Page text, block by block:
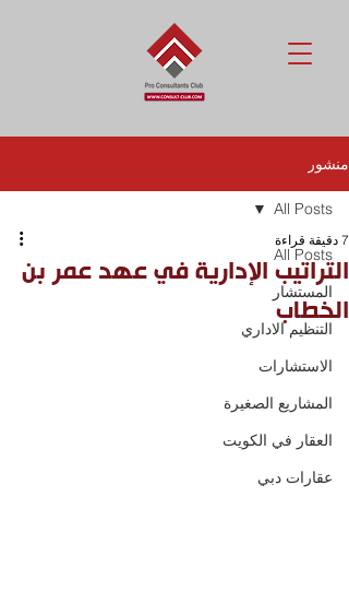
منشور
All Posts
المستشار
التنظيم الاداري
الاستشارات
المشاريع الصغيرة
العقار في الكويت
عقارات دبي
All Posts
التراتيب الإدارية في عهد عمر بن
الخطاب
7 دقيقة قراءة